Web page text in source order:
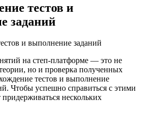
тестов и
заданий
и выполнение заданий
на степ-платформе — это не
но и проверка полученных
тестов и выполнение
Чтобы успешно справиться с этими
придерживаться нескольких